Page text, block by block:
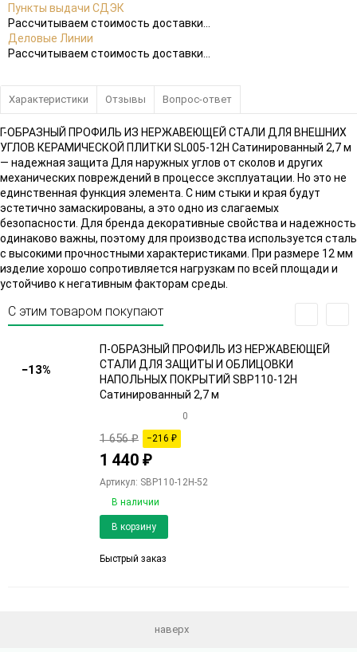
Пункты выдачи СДЭК
Рассчитываем стоимость доставки...
Деловые Линии
Рассчитываем стоимость доставки...
Характеристики Отзывы Вопрос-ответ
Г-ОБРАЗНЫЙ ПРОФИЛЬ ИЗ НЕРЖАВЕЮЩЕЙ СТАЛИ ДЛЯ ВНЕШНИХ
УГЛОВ КЕРАМИЧЕСКОЙ ПЛИТКИ SL005-12H Сатинированный 2,7 м
— надежная защита Для наружных углов от сколов и других
механических повреждений в процессе эксплуатации. Но это не
единственная функция элемента. С ним стыки и края будут
эстетично замаскированы, а это одно из слагаемых
безопасности. Для бренда декоративные свойства и надежность
одинаково важны, поэтому для производства используется сталь
с высокими прочностными характеристиками. При размере 12 мм
изделие хорошо сопротивляется нагрузкам по всей площади и
устойчиво к негативным факторам среды.
С этим товаром покупают
−13%
П-ОБРАЗНЫЙ ПРОФИЛЬ ИЗ НЕРЖАВЕЮЩЕЙ
СТАЛИ ДЛЯ ЗАЩИТЫ И ОБЛИЦОВКИ
НАПОЛЬНЫХ ПОКРЫТИЙ SBP110-12H
Сатинированный 2,7 м
0
1 656₽ −216 ₽
1 440 ₽
Артикул: SBP110-12H-52
В наличии
В корзину
Быстрый заказ
наверх